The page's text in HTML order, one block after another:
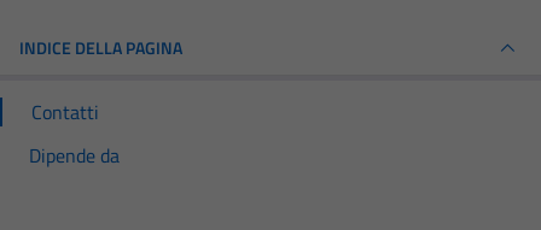
INDICE DELLA PAGINA
Contatti
Dipende da